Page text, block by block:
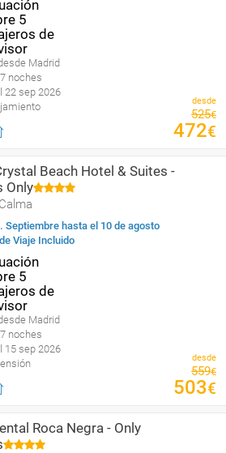
Madrid
noches
22 sep 2026
desde
525€
472€
Beach Hotel & Suites -
Only
Septiembre hasta el 10 de agosto
Viaje Incluido
Madrid
noches
15 sep 2026
desde
559€
503€
Roca Negra - Only